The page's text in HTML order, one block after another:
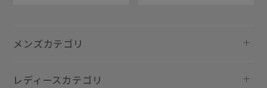
メンズカテゴリ
レディースカテゴリ